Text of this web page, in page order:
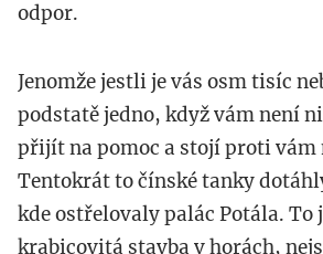
odpor.
Jenomže jestli je vás osm tisíc
podstatě jedno, když vám není
přijít na pomoc a stojí proti vám
Tentokrát to čínské tanky
kde ostřelovaly palác Potála. To
krabicovitá stavba v horách,